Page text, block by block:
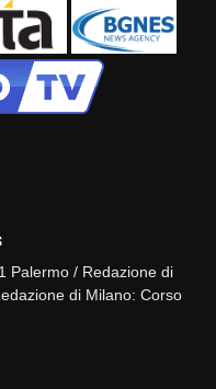
Palermo / Redazione di
di Milano: Corso